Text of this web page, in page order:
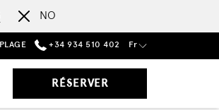
NO
+34 934 510 402 Fr
RÉSERVER